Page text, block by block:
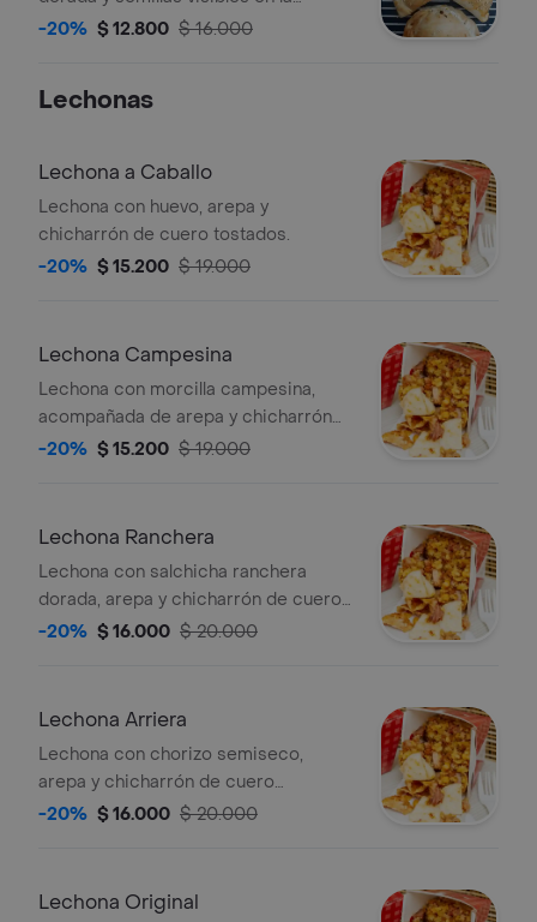
superficie.
-20% $ 12.800 $ 16.000
Lechonas
Lechona a Caballo
Lechona con huevo, arepa y
chicharrón de cuero tostados.
-20% $ 15.200 $ 19.000
Lechona Campesina
Lechona con morcilla campesina,
acompañada de arepa y chicharrón
de cuero tostado.
-20% $ 15.200 $ 19.000
Lechona Ranchera
Lechona con salchicha ranchera
dorada, arepa y chicharrón de cuero
tostados.
-20% $ 16.000 $ 20.000
Lechona Arriera
Lechona con chorizo semiseco,
arepa y chicharrón de cuero
tostados.
-20% $ 16.000 $ 20.000
Lechona Original